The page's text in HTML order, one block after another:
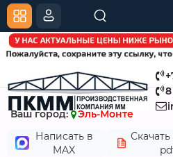
8
Ваш город:
Эль-Монте
Написать в
MAX